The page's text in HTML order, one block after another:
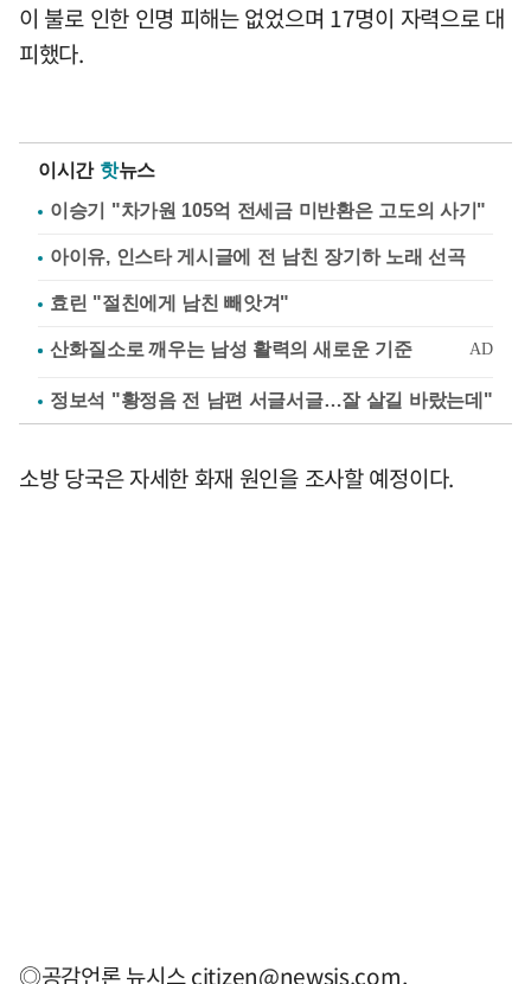
이 불로 인한 인명 피해는 없었으며 17명이 자력으로 대
피했다.
이시간 핫뉴스
이승기 "차가원 105억 전세금 미반환은 고도의 사기"
아이유, 인스타 게시글에 전 남친 장기하 노래 선곡
효린 "절친에게 남친 빼앗겨"
정보석 "황정음 전 남편 서글서글…잘 살길 바랐는데"
소방 당국은 자세한 화재 원인을 조사할 예정이다.
◎공감언론 뉴시스citizen@newsis.com,